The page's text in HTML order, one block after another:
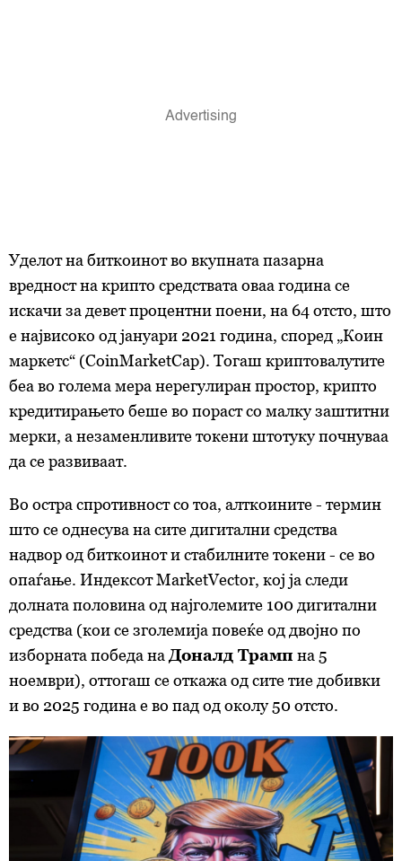
Уделот на биткоинот во вкупната пазарна
вредност на крипто средствата оваа година се
искачи за девет процентни поени, на 64 отсто, што
е највисоко од јануари 2021 година, според „Коин
маркетс“ (CoinMarketCap). Тогаш криптовалутите
беа во голема мера нерегулиран простор, крипто
кредитирањето беше во пораст со малку заштитни
мерки, а незаменливите токени штотуку почнуваа
да се развиваат.
Во остра спротивност со тоа, алткоините - термин
што се однесува на сите дигитални средства
надвор од биткоинот и стабилните токени - се во
опаѓање. Индексот MarketVector, кој ја следи
долната половина од најголемите 100 дигитални
средства (кои се зголемија повеќе од двојно по
изборната победа на Доналд Трамп на 5
ноември), оттогаш се откажа од сите тие добивки
и во 2025 година е во пад од околу 50 отсто.